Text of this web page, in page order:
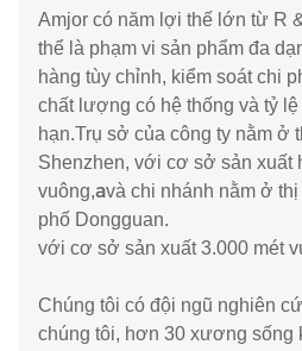
Amjor có năm lợi thế lớn từ R
thể là phạm vi sản phẩm đa
hàng tùy chỉnh, kiểm soát chi
chất lượng có hệ thống và tỷ
hạn.Trụ sở của công ty nằm ở
Shenzhen, với cơ sở sản xuất
vuông,avà chi nhánh nằm ở
phố Dongguan.
với cơ sở sản xuất 3.000 mét
Chúng tôi có đội ngũ nghiên
chúng tôi, hơn 30 xương sống